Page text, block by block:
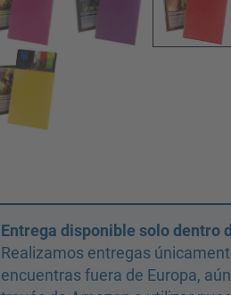
Entrega disponible solo dentro
Realizamos entregas
encuentras fuera de Europa,